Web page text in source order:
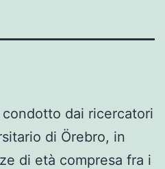
dai ricercatori
di Örebro, in
di età compresa fra i